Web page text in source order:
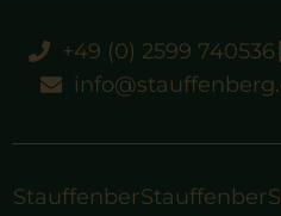
+49 (0) 2599 740536
StauffenberStauffenber